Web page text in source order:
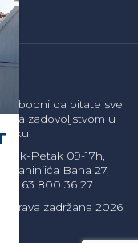
da pitate sve
sa zadovoljstvom u
Petak 09-17h,
Bana 27,
+381 63 800 36 27
prava zadržana 2026.